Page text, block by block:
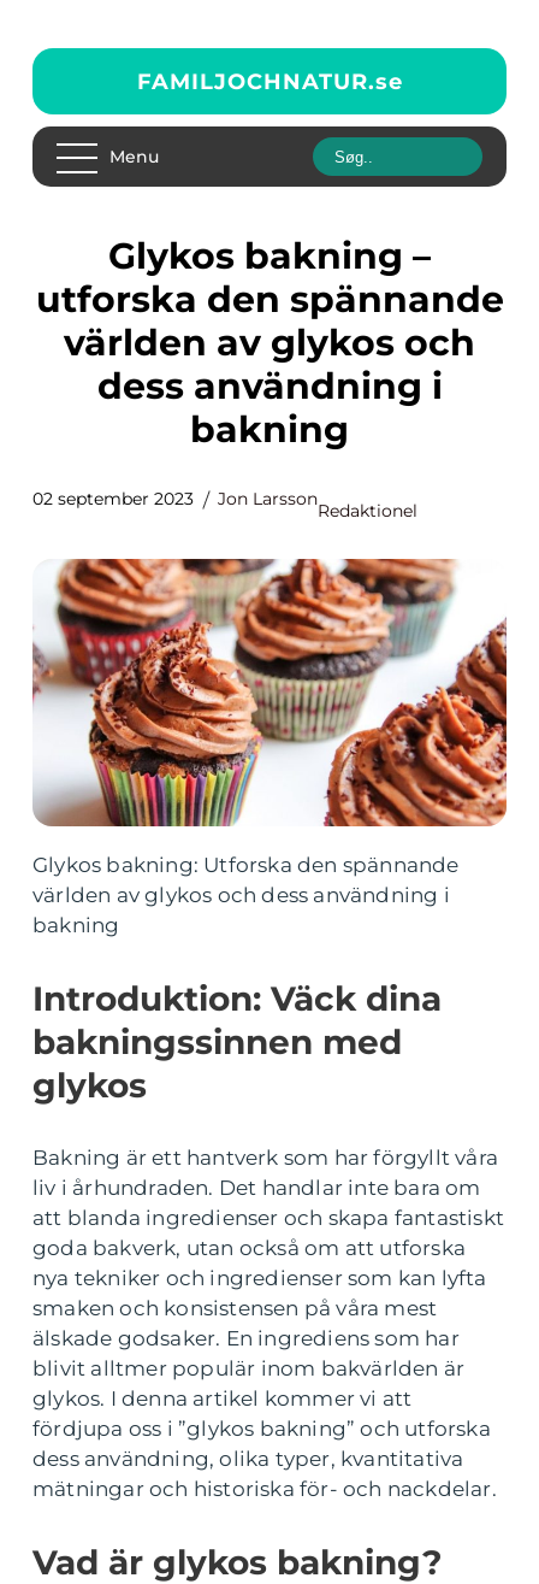
FAMILJOCHNATUR.se
Menu
Glykos bakning –
utforska den spännande
världen av glykos och
dess användning i
bakning
02 september 2023 Jon Larsson
Redaktionel
Glykos bakning: Utforska den spännande
världen av glykos och dess användning i
bakning
Introduktion: Väck dina
bakningssinnen med
glykos
Bakning är ett hantverk som har förgyllt våra
liv i århundraden. Det handlar inte bara om
att blanda ingredienser och skapa fantastiskt
goda bakverk, utan också om att utforska
nya tekniker och ingredienser som kan lyfta
smaken och konsistensen på våra mest
älskade godsaker. En ingrediens som har
blivit alltmer populär inom bakvärlden är
glykos. I denna artikel kommer vi att
fördjupa oss i ”glykos bakning” och utforska
dess användning, olika typer, kvantitativa
mätningar och historiska för- och nackdelar.
Vad är glykos bakning?